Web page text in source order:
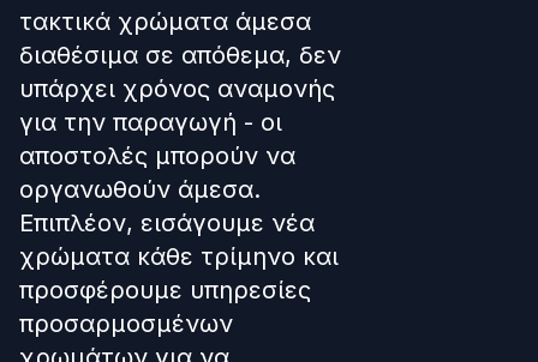
τακτικά χρώματα άμεσα
διαθέσιμα σε απόθεμα, δεν
υπάρχει χρόνος αναμονής
για την παραγωγή - οι
αποστολές μπορούν να
οργανωθούν άμεσα.
Επιπλέον, εισάγουμε νέα
χρώματα κάθε τρίμηνο και
προσφέρουμε υπηρεσίες
προσαρμοσμένων